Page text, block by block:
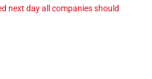
next day all companies should